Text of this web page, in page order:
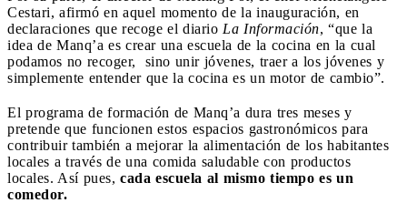
Cestari, afirmó en aquel momento de la inauguración, en
declaraciones que recoge el diario La Información, “que la
idea de Manq’a es crear una escuela de la cocina en la cual
podamos no recoger, sino unir jóvenes, traer a los jóvenes y
simplemente entender que la cocina es un motor de cambio”.
El programa de formación de Manq’a dura tres meses y
pretende que funcionen estos espacios gastronómicos para
contribuir también a mejorar la alimentación de los habitantes
locales a través de una comida saludable con productos
locales. Así pues, cada escuela al mismo tiempo es un
comedor.